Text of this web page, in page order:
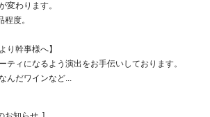
変わります。
度。
り幹事様へ】
ティになるよう演出をお手伝いしております。
んだワインなど...